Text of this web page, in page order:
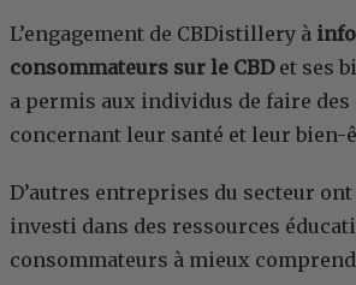
L’engagement de CBDistillery à
consommateurs sur le CBDet ses
a permis aux individus de faire
concernant leur santé et leur bien-
D’autres entreprises du secteur
investi dans des ressources
consommateurs à mieux